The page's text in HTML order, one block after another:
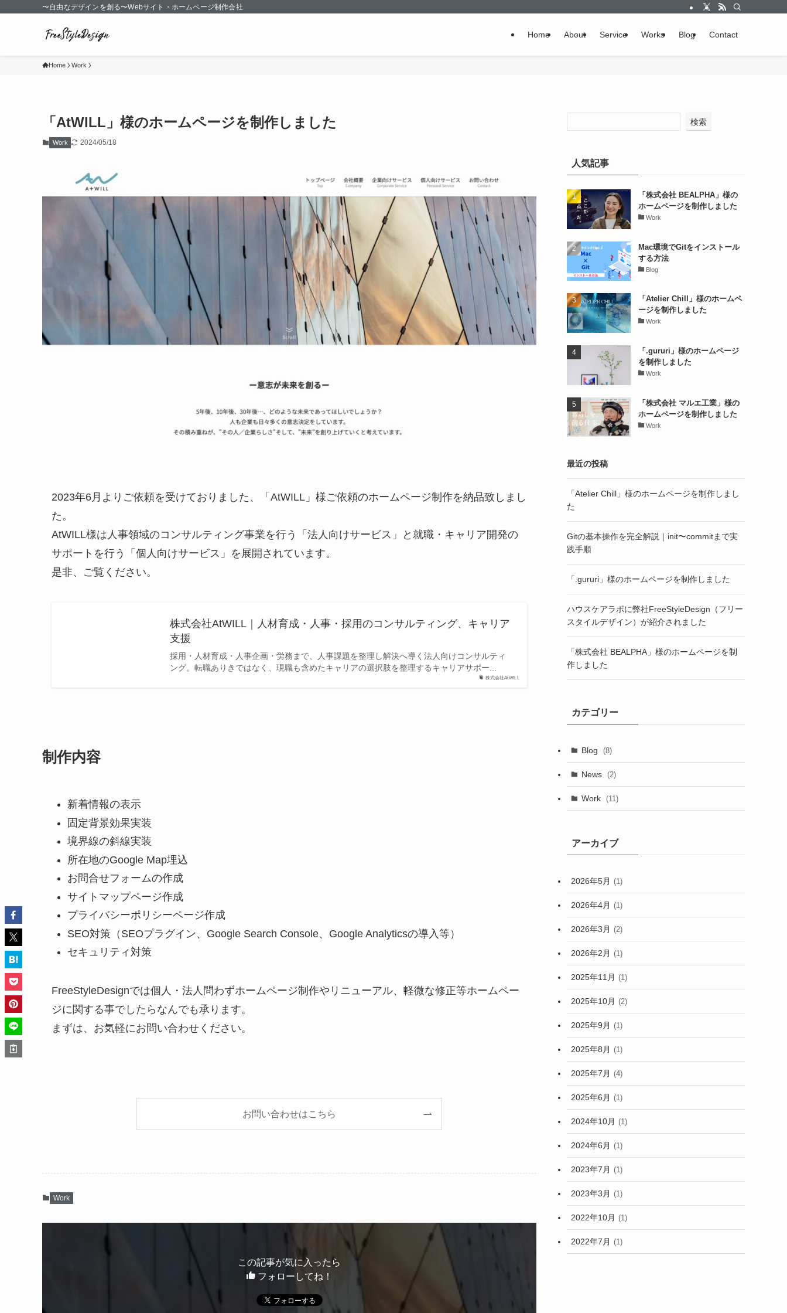
〜自由なデザインを創る〜Webサイト・ホームページ制作会社
Home About Service Works Blog Contact
Home Work
「AtWILL」様のホームページを制作しました
Work 2024/05/18
2023年6月よりご依頼を受けておりました、「AtWILL」様ご依頼のホームページ制作を納品致しまし
た。
AtWILL様は人事領域のコンサルティング事業を行う「法人向けサービス」と就職・キャリア開発の
サポートを行う「個人向けサービス」を展開されています。
是非、ご覧ください。
株式会社AtWILL
株式会社AtWILL｜人材育成・人事・採用のコンサルティング、キャリア
支援
採用・人材育成・人事企画・労務まで、人事課題を整理し解決へ導く法人向けコンサルティ
ング。転職ありきではなく、現職も含めたキャリアの選択肢を整理するキャリアサポー...
制作内容
新着情報の表示
固定背景効果実装
境界線の斜線実装
所在地のGoogle Map埋込
お問合せフォームの作成
サイトマップページ作成
プライバシーポリシーページ作成
SEO対策（SEOプラグイン、Google Search Console、Google Analyticsの導入等）
セキュリティ対策
FreeStyleDesignでは個人・法人問わずホームページ制作やリニューアル、軽微な修正等ホームペー
ジに関する事でしたらなんでも承ります。
まずは、お気軽にお問い合わせください。
お問い合わせはこちら
Work
この記事が気に入ったら
フォローしてね！
検索
人気記事
「株式会社 BEALPHA」様の
ホームページを制作しました
Work
Mac環境でGitをインストール
する方法
Blog
「Atelier Chill」様のホームペ
ージを制作しました
Work
「.gururi」様のホームページ
を制作しました
Work
「株式会社 マルエ工業」様の
ホームページを制作しました
Work
最近の投稿
「Atelier Chill」様のホームページを制作しまし
た
Gitの基本操作を完全解説｜init〜commitまで実
践手順
「.gururi」様のホームページを制作しました
ハウスケアラボに弊社FreeStyleDesign（フリー
スタイルデザイン）が紹介されました
「株式会社 BEALPHA」様のホームページを制
作しました
カテゴリー
Blog (8)
News (2)
Work (11)
アーカイブ
2026年5月 (1)
2026年4月 (1)
2026年3月 (2)
2026年2月 (1)
2025年11月 (1)
2025年10月 (2)
2025年9月 (1)
2025年8月 (1)
2025年7月 (4)
2025年6月 (1)
2024年10月 (1)
2024年6月 (1)
2023年7月 (1)
2023年3月 (1)
2022年10月 (1)
2022年7月 (1)